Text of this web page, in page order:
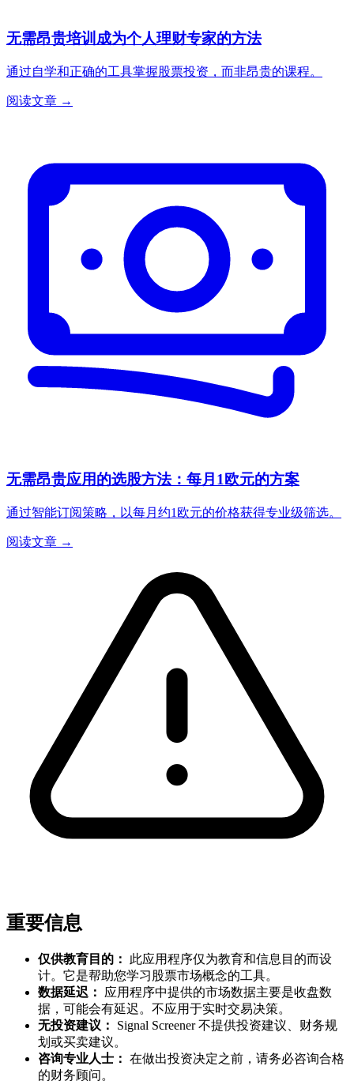
无需昂贵培训成为个人理财专家的方法
通过自学和正确的工具掌握股票投资，而非昂贵的课程。
阅读文章 →
无需昂贵应用的选股方法：每月1欧元的方案
通过智能订阅策略，以每月约1欧元的价格获得专业级筛选。
阅读文章 →
重要信息
仅供教育目的：
此应用程序仅为教育和信息目的而设
计。它是帮助您学习股票市场概念的工具。
数据延迟：
应用程序中提供的市场数据主要是收盘数
据，可能会有延迟。不应用于实时交易决策。
无投资建议：
Signal Screener 不提供投资建议、财务规
划或买卖建议。
咨询专业人士： 在做出投资决定之前，请务必咨询合格
的财务顾问。